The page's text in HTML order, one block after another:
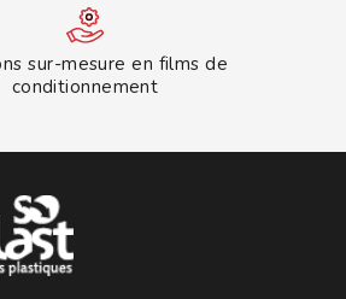
sur-mesure en films de
conditionnement